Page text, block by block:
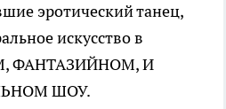
эротический танец,
искусство в
ФАНТАЗИЙНОМ, И
ШОУ.